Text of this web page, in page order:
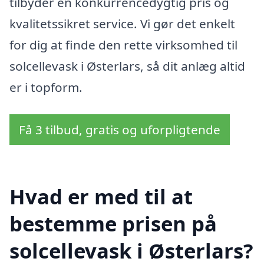
kvalitetssikret service. Vi gør det enkelt
for dig at finde den rette virksomhed til
solcellevask i Østerlars, så dit anlæg altid
er i topform.
Få 3 tilbud, gratis og uforpligtende
Hvad er med til at
bestemme prisen på
solcellevask i Østerlars?